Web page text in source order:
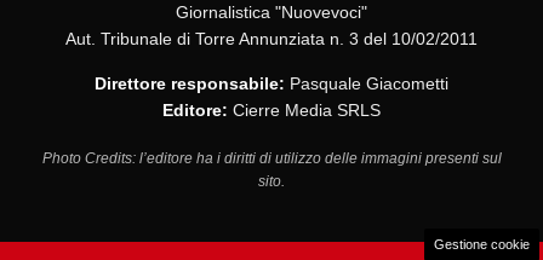
Giornalistica "Nuovevoci"
Aut. Tribunale di Torre Annunziata n. 3 del 10/02/2011
Direttore responsabile: Pasquale Giacometti
Editore: Cierre Media SRLS
Photo Credits: l’editore ha i diritti di utilizzo delle immagini presenti sul
sito.
Gestione cookie